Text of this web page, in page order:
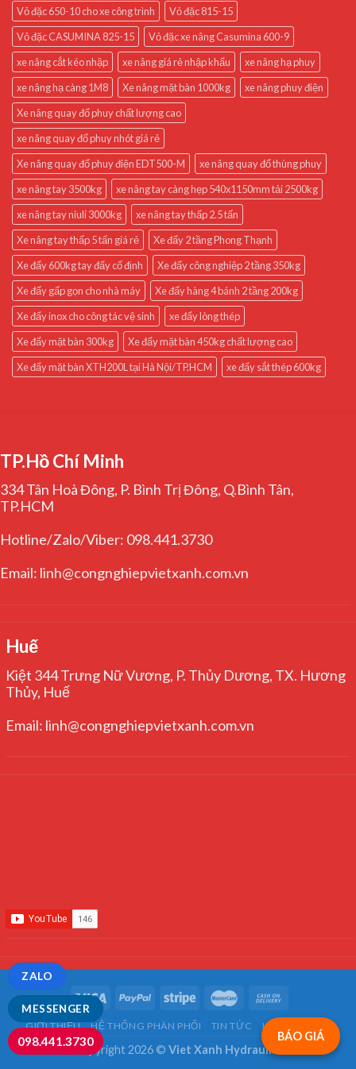
Vỏ đặc 650-10 cho xe công trình
Vỏ đặc 815-15
Vỏ đặc CASUMINA 825-15
Vỏ đặc xe nâng Casumina 600-9
xe nâng cắt kéo nhập
xe nâng giá rẻ nhập khẩu
xe nâng hạ phuy
xe nâng hạ càng 1M8
Xe nâng mặt bàn 1000kg
xe nâng phuy điện
Xe nâng quay đổ phuy chất lượng cao
xe nâng quay đổ phuy nhót giá rẻ
Xe nâng quay đổ phuy điện EDT500-M
xe nâng quay đổ thùng phuy
xe nâng tay 3500kg
xe nâng tay càng hẹp 540x1150mm tải 2500kg
xe nâng tay niuli 3000kg
xe nâng tay thấp 2.5 tấn
Xe nâng tay thấp 5 tấn giá rẻ
Xe đẩy 2 tầng Phong Thạnh
Xe đẩy 600kg tay đẩy cố định
Xe đẩy công nghiệp 2 tầng 350kg
Xe đẩy gấp gọn cho nhà máy
Xe đẩy hàng 4 bánh 2 tầng 200kg
Xe đẩy inox cho công tác vệ sinh
xe đẩy lòng thép
Xe đẩy mặt bàn 300kg
Xe đẩy mặt bàn 450kg chất lượng cao
Xe đẩy mặt bàn XTH200L tại Hà Nội/TP.HCM
xe đẩy sắt thép 600kg
TP.Hồ Chí Minh
334 Tân Hoà Đông, P. Bình Trị Đông, Q.Bình Tân,
TP.HCM
Hotline/Zalo/Viber: 098.441.3730
Email: linh@congnghiepvietxanh.com.vn
Huế
Kiệt 344 Trưng Nữ Vương, P. Thủy Dương, TX. Hương
Thủy, Huế
Email: linh@congnghiepvietxanh.com.vn
BÁO GIÁ
GIỚI THIỆU HỆ THỐNG PHÂN PHỐI TIN TỨC LIÊN HỆ
Copyright 2026 © Viet Xanh Hydraulics
MESSENGER
ZALO
098.441.3730